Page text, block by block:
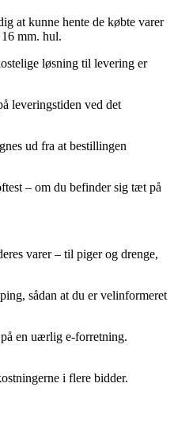
at kunne hente de købte varer
mm. hul.
løsning til levering er
leveringstiden ved det
ud fra at bestillingen
– om du befinder sig tæt på
varer – til piger og drenge,
sådan at du er velinformeret
en uærlig e-forretning.
i flere bidder.